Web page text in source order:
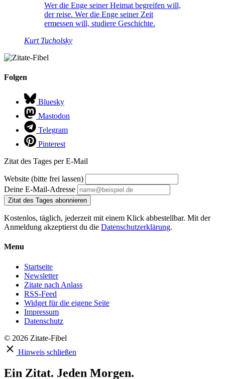
Wer die Enge seiner Heimat begreifen will,
der reise. Wer die Enge seiner Zeit
ermessen will, studiere Geschichte.
Kurt Tucholsky
Folgen
Bluesky
Mastodon
Telegram
Pinterest
Zitat des Tages per E-Mail
Website (bitte frei lassen)
Deine E-Mail-Adresse
Zitat des Tages abonnieren
Kostenlos, täglich, jederzeit mit einem Klick abbestellbar. Mit der
Anmeldung akzeptierst du die Datenschutzerklärung.
Menu
Startseite
Newsletter
Zitate nach Anlass
RSS-Feed
Widget für die eigene Seite
Impressum
Datenschutz
© 2026 Zitate-Fibel
Hinweis schließen
Ein Zitat. Jeden Morgen.